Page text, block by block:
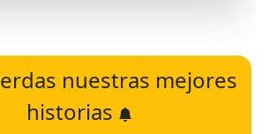
nuestras mejores
historias